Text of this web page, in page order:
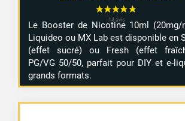
Le Booster de Nicotine 10ml
Liquideo ou MX Lab est disponible en
(effet sucré) ou Fresh (effet
PG/VG 50/50, parfait pour DIY et e-
grands formats.